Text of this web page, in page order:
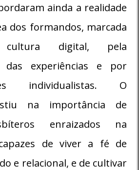
ainda a realidade
dos formandos, marcada
digital, pela
das experiências e por
individualistas. O
na importância de
enraizados na
de viver a fé de
e relacional, e de cultivar